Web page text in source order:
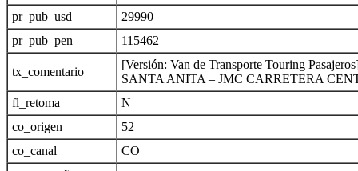
pr_pub_usd
29990
pr_pub_pen
115462
tx_comentario
[Versión: Van de Transporte Touring
SANTA ANITA – JMC CARRETERA
fl_retoma
N
co_origen
52
co_canal
CO